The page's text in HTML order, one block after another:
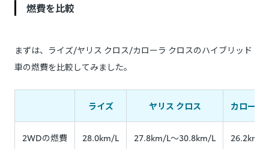
燃費を比較
まずは、ライズ/ヤリス クロス/カローラ クロスのハイブリッド
車の燃費を比較してみました。
ライズ ヤリス クロス カローラ
2WDの燃費 28.0km/L 27.8km/L～30.8km/L 26.2km/L